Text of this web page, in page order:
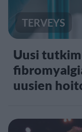
TERVEYS
Uusi
uusien